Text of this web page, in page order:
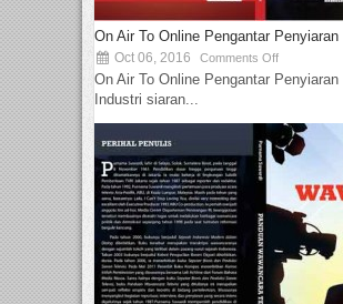
On Air To Online Pengantar Penyiaran
Oct 06, 2016 Comments Off
On Air To Online Pengantar Penyiaran
Industri siaran...